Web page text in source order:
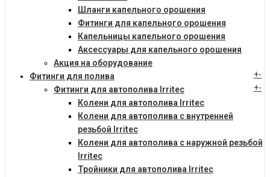
Шланги капельного орошения
Фитинги для капельного орошения
Капельницы капельного орошения
Аксессуары для капельного орошения
Акция на оборудование
Фитинги для полива
+-
Фитинги для автополива Irritec
+-
Колени для автополива Irritec
Колени для автополива с внутренней
резьбой Irritec
Колени для автополива с наружной резьбой
Irritec
Тройники для автополива Irritec